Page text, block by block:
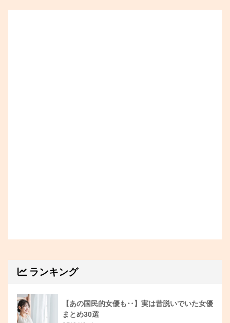
ランキング
【あの国民的女優も‥】実は昔脱いでいた女優
まとめ30選